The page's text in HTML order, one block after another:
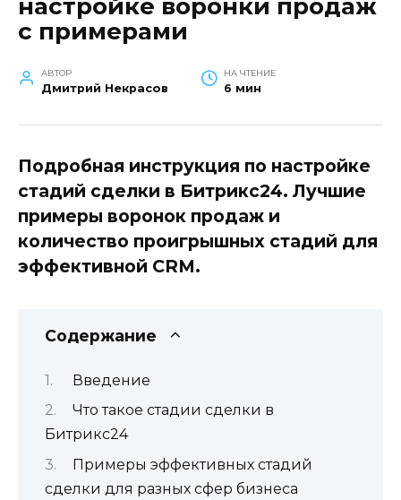
настройке воронки продаж
с примерами
АВТОР
Дмитрий Некрасов
НА ЧТЕНИЕ
6 мин
Подробная инструкция по настройке
стадий сделки в Битрикс24. Лучшие
примеры воронок продаж и
количество проигрышных стадий для
эффективной CRM.
Содержание
Введение
Что такое стадии сделки в
Битрикс24
Примеры эффективных стадий
сделки для разных сфер бизнеса